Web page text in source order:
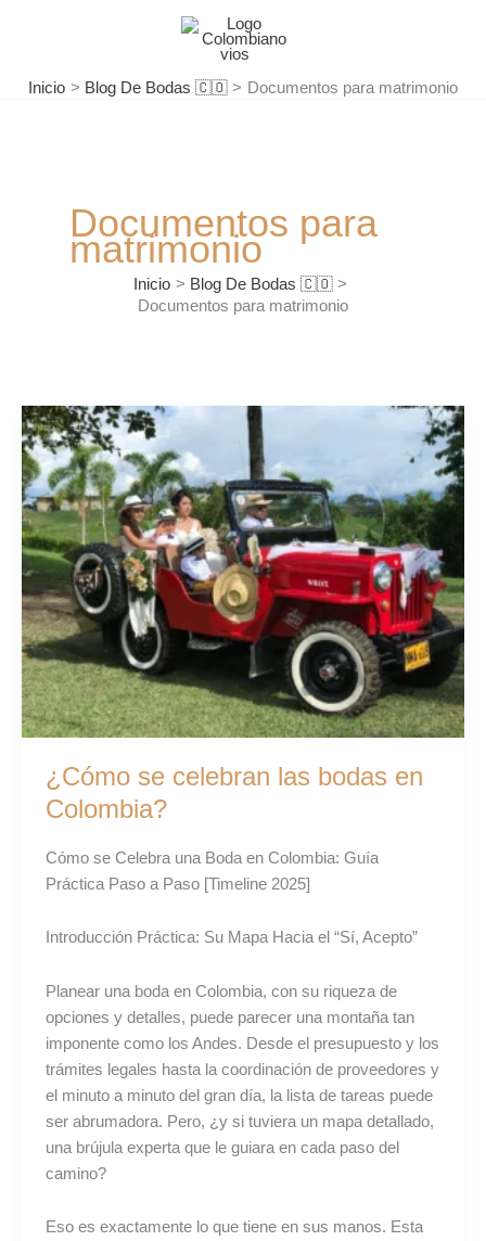
Inicio
Blog De Bodas 🇨🇴 Documentos para matrimonio
Documentos para
matrimonio
Inicio
Blog De Bodas 🇨🇴
Documentos para matrimonio
¿Cómo se celebran las bodas en
Colombia?
Cómo se Celebra una Boda en Colombia: Guía
Práctica Paso a Paso [Timeline 2025]
Introducción Práctica: Su Mapa Hacia el “Sí, Acepto”
Planear una boda en Colombia, con su riqueza de
opciones y detalles, puede parecer una montaña tan
imponente como los Andes. Desde el presupuesto y los
trámites legales hasta la coordinación de proveedores y
el minuto a minuto del gran día, la lista de tareas puede
ser abrumadora. Pero, ¿y si tuviera un mapa detallado,
una brújula experta que le guiara en cada paso del
camino?
Eso es exactamente lo que tiene en sus manos. Esta
¿Cómo
se
celebran
las
bodas
en
Colombia?